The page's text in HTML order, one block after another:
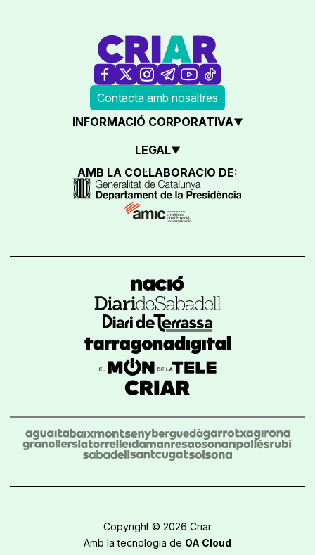
Contacta amb nosaltres
INFORMACIÓ CORPORATIVA
LEGAL
AMB LA COL·LABORACIÓ DE:
Copyright © 2026 Criar
Amb la tecnologia de OA Cloud